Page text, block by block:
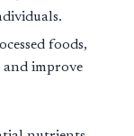
foods,
improve